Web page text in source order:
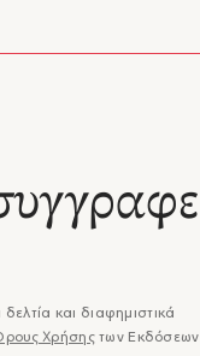
και διαφημιστικά
Χρήσηςτων Εκδόσεων